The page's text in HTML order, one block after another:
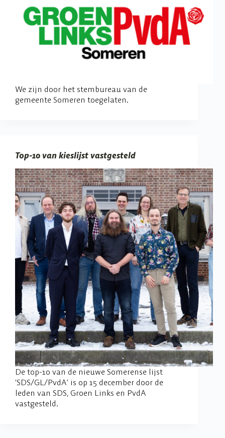
We zijn door het stembureau van de
gemeente Someren toegelaten.
Top-10 van kieslijst vastgesteld
De top-10 van de nieuwe Somerense lijst
‘SDS/GL/PvdA’ is op 15 december door de
leden van SDS, Groen Links en PvdA
vastgesteld.